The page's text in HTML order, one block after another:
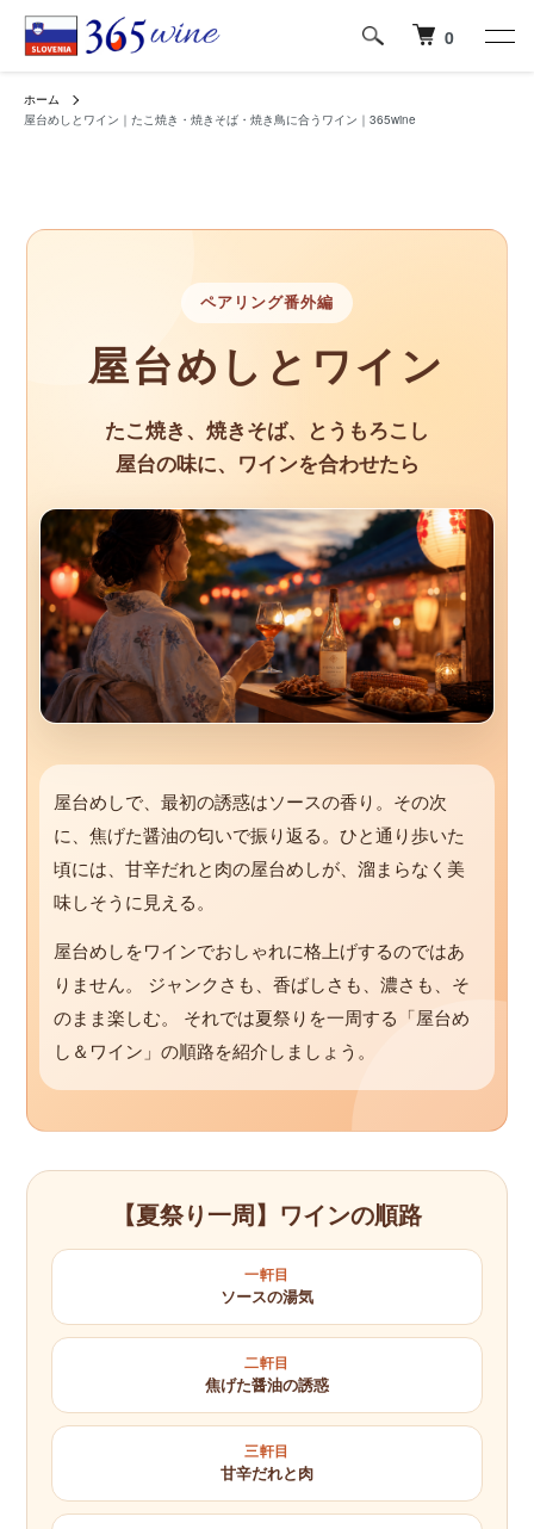
0
ホーム
屋台めしとワイン｜たこ焼き・焼きそば・焼き鳥に合うワイン｜365wine
ペアリング番外編
屋台めしとワイン
たこ焼き、焼きそば、とうもろこし
屋台の味に、ワインを合わせたら
屋台めしで、最初の誘惑はソースの香り。その次
に、焦げた醤油の匂いで振り返る。ひと通り歩いた
頃には、甘辛だれと肉の屋台めしが、溜まらなく美
味しそうに見える。
屋台めしをワインでおしゃれに格上げするのではあ
りません。 ジャンクさも、香ばしさも、濃さも、そ
のまま楽しむ。 それでは夏祭りを一周する「屋台め
し＆ワイン」の順路を紹介しましょう。
【夏祭り一周】ワインの順路
一軒目
ソースの湯気
二軒目
焦げた醤油の誘惑
三軒目
甘辛だれと肉